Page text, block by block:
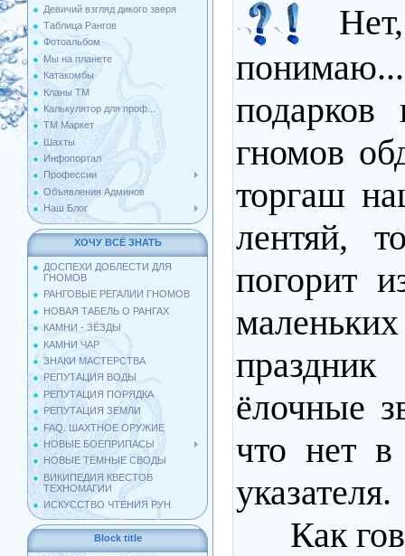
Девичий взгляд дикого зверя
Таблица Рангов
Фотоальбом
Мы на планете
Катакомбы
Кланы ТМ
Калькулятор для проф...
ТМ Маркет
Шахты
Инфопортал
Профессии
Объявления Админов
Наш Блог
ХОЧУ ВСЁ ЗНАТЬ
ДОСПЕХИ ДОБЛЕСТИ ДЛЯ
ГНОМОВ
РАНГОВЫЕ РЕГАЛИИ ГНОМОВ
НОВАЯ ТАБЕЛЬ О РАНГАХ
КАМНИ - ЗЁЗДЫ
КАМНИ ЧАР
ЗНАКИ МАСТЕРСТВА
РЕПУТАЦИЯ ВОДЫ
РЕПУТАЦИЯ ПОРЯДКА
РЕПУТАЦИЯ ЗЕМЛИ
FAQ. ШАХТНОЕ ОРУЖИЕ
НОВЫЕ БОЕПРИПАСЫ
НОВЫЕ ТЁМНЫЕ СВОДЫ
ВИКИПЕДИЯ КВЕСТОВ
ТЕХНОМАГИИ
ИСКУССТВО ЧТЕНИЯ РУН
Block title
Нет,
гномов
торгаш
лентяй,
погорит
праздник
ёлочные
что нет
указателя.
Как